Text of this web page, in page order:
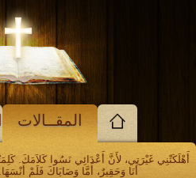
المقــالات
أَهْلَكَتْنِي غَيْرَتِي، لأَنَّ أَعْدَائِي نَسُوا كَلاَمَكَ.
أَنَا وَحَقِيرٌ، أَمَّا وَصَايَاكَ فَلَمْ أَنْسَهَا. مزمور